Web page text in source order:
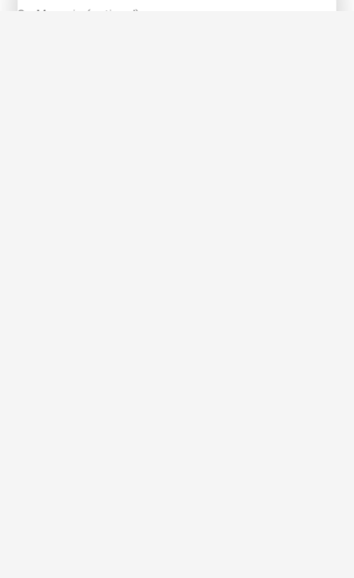
Su Mensaje (optional)